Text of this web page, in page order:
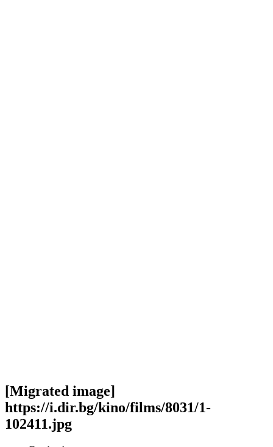
[Migrated image]
https://i.dir.bg/kino/films/8031/1-
102411.jpg